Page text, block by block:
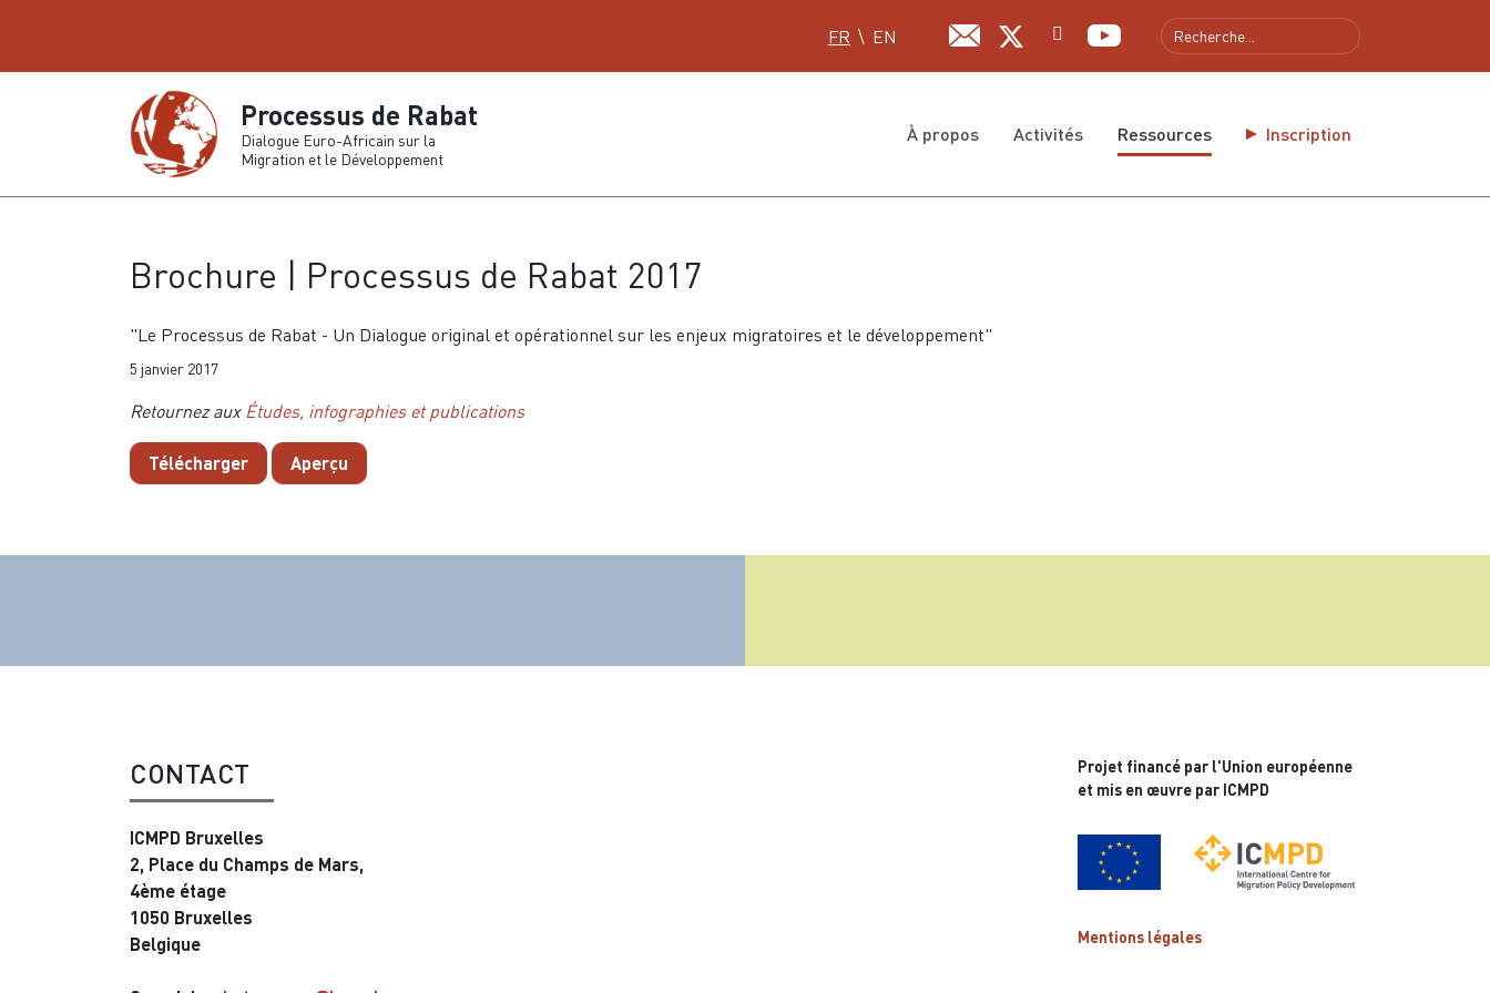
Sélectionnez votre langue
FR EN
Processus de Rabat
Dialogue Euro-Africain sur la
Migration et le Développement
À propos Activités Ressources Inscription
Brochure | Processus de Rabat 2017
"Le Processus de Rabat - Un Dialogue original et opérationnel sur les enjeux migratoires et le développement"
5 janvier 2017
Retournez aux Études, infographies et publications
Télécharger Aperçu
CONTACT
ICMPD Bruxelles
2, Place du Champs de Mars,
4ème étage
1050 Bruxelles
Belgique
Projet financé par l'Union européenne
et mis en œuvre par ICMPD
Mentions légales